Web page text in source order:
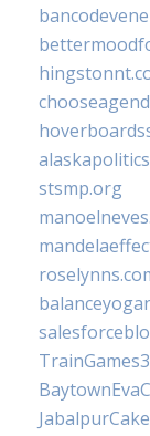
stsmp.org